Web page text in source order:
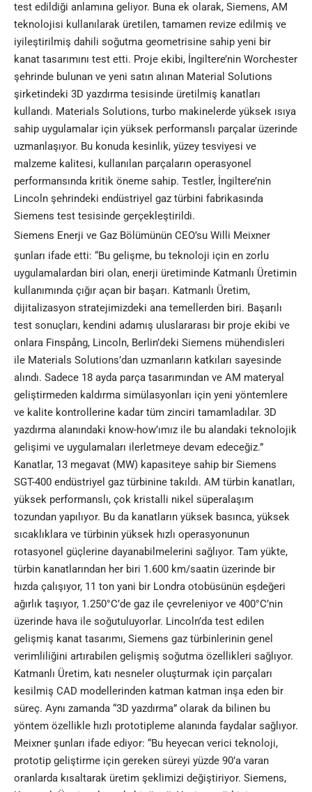
test edildiği anlamına geliyor. Buna ek olarak, Siemens, AM
teknolojisi kullanılarak üretilen, tamamen revize edilmiş ve
iyileştirilmiş dahili soğutma geometrisine sahip yeni bir
kanat tasarımını test etti. Proje ekibi, İngiltere’nin Worchester
şehrinde bulunan ve yeni satın alınan Material Solutions
şirketindeki 3D yazdırma tesisinde üretilmiş kanatları
kullandı. Materials Solutions, turbo makinelerde yüksek ısıya
sahip uygulamalar için yüksek performanslı parçalar üzerinde
uzmanlaşıyor. Bu konuda kesinlik, yüzey tesviyesi ve
malzeme kalitesi, kullanılan parçaların operasyonel
performansında kritik öneme sahip. Testler, İngiltere’nin
Lincoln şehrindeki endüstriyel gaz türbini fabrikasında
Siemens test tesisinde gerçekleştirildi.
Siemens Enerji ve Gaz Bölümünün CEO’su Willi Meixner
şunları ifade etti: “Bu gelişme, bu teknoloji için en zorlu
uygulamalardan biri olan, enerji üretiminde Katmanlı Üretimin
kullanımında çığır açan bir başarı. Katmanlı Üretim,
dijitalizasyon stratejimizdeki ana temellerden biri. Başarılı
test sonuçları, kendini adamış uluslararası bir proje ekibi ve
onlara Finspång, Lincoln, Berlin’deki Siemens mühendisleri
ile Materials Solutions’dan uzmanların katkıları sayesinde
alındı. Sadece 18 ayda parça tasarımından ve AM materyal
geliştirmeden kaldırma simülasyonları için yeni yöntemlere
ve kalite kontrollerine kadar tüm zinciri tamamladılar. 3D
yazdırma alanındaki know-how’ımız ile bu alandaki teknolojik
gelişimi ve uygulamaları ilerletmeye devam edeceğiz.”
Kanatlar, 13 megavat (MW) kapasiteye sahip bir Siemens
SGT-400 endüstriyel gaz türbinine takıldı. AM türbin kanatları,
yüksek performanslı, çok kristalli nikel süperalaşım
tozundan yapılıyor. Bu da kanatların yüksek basınca, yüksek
sıcaklıklara ve türbinin yüksek hızlı operasyonunun
rotasyonel güçlerine dayanabilmelerini sağlıyor. Tam yükte,
türbin kanatlarından her biri 1.600 km/saatin üzerinde bir
hızda çalışıyor, 11 ton yani bir Londra otobüsünün eşdeğeri
ağırlık taşıyor, 1.250°C’de gaz ile çevreleniyor ve 400°C’nin
üzerinde hava ile soğutuluyorlar. Lincoln’da test edilen
gelişmiş kanat tasarımı, Siemens gaz türbinlerinin genel
verimliliğini artırabilen gelişmiş soğutma özellikleri sağlıyor.
Katmanlı Üretim, katı nesneler oluşturmak için parçaları
kesilmiş CAD modellerinden katman katman inşa eden bir
süreç. Aynı zamanda “3D yazdırma” olarak da bilinen bu
yöntem özellikle hızlı prototipleme alanında faydalar sağlıyor.
Meixner şunları ifade ediyor: “Bu heyecan verici teknoloji,
prototip geliştirme için gereken süreyi yüzde 90’a varan
oranlarda kısaltarak üretim şeklimizi değiştiriyor. Siemens,